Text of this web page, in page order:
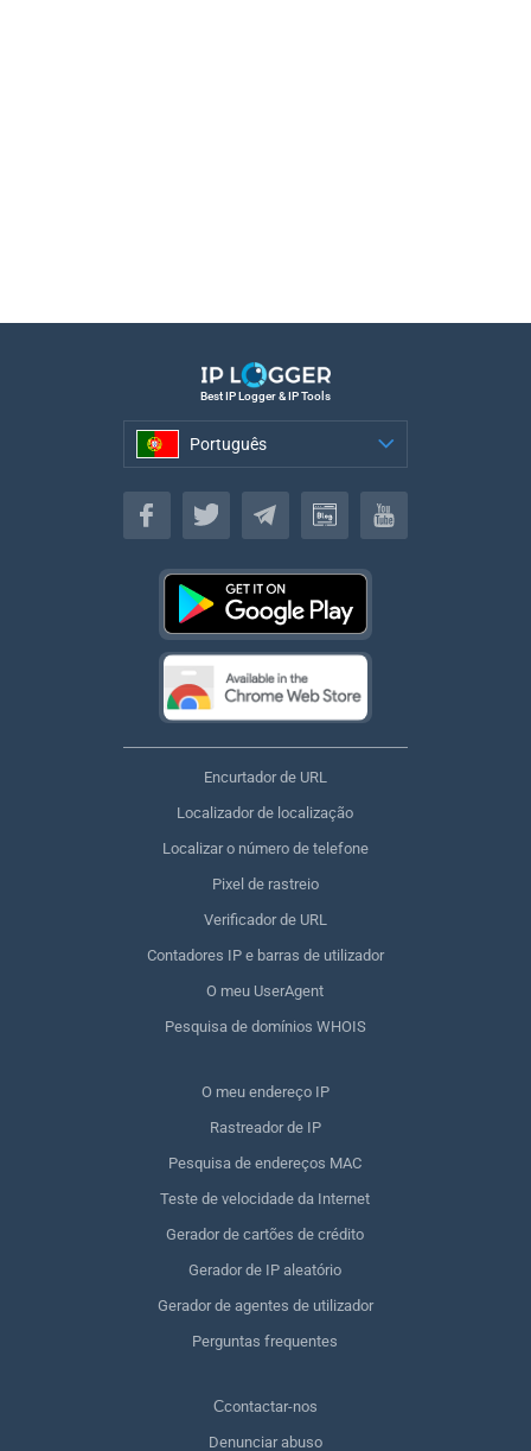
Best IP Logger & IP Tools
Português
Português
Encurtador de URL
Localizador de localização
Localizar o número de telefone
Pixel de rastreio
Verificador de URL
Contadores IP e barras de utilizador
O meu UserAgent
Pesquisa de domínios WHOIS
O meu endereço IP
Rastreador de IP
Pesquisa de endereços MAC
Teste de velocidade da Internet
Gerador de cartões de crédito
Gerador de IP aleatório
Gerador de agentes de utilizador
Perguntas frequentes
Сcontactar-nos
Denunciar abuso